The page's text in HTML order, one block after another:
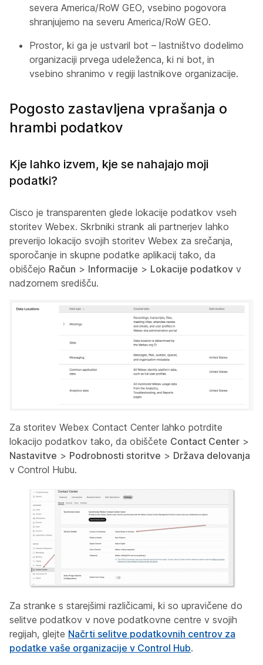
severa America/RoW GEO, vsebino pogovora
shranjujemo na severu America/RoW GEO.
Prostor, ki ga je ustvaril bot – lastništvo dodelimo
organizaciji prvega udeleženca, ki ni bot, in
vsebino shranimo v regiji lastnikove organizacije.
Pogosto zastavljena vprašanja o
hrambi podatkov
Kje lahko izvem, kje se nahajajo moji
podatki?
Cisco je transparenten glede lokacije podatkov vseh
storitev Webex. Skrbniki strank ali partnerjev lahko
preverijo lokacijo svojih storitev Webex za srečanja,
sporočanje in skupne podatke aplikacij tako, da
obiščejo Račun > Informacije > Lokacije podatkov v
nadzornem središču.
Za storitev Webex Contact Center lahko potrdite
lokacijo podatkov tako, da obiščete Contact Center >
Nastavitve > Podrobnosti storitve > Država delovanja
v Control Hubu.
Za stranke s starejšimi različicami, ki so upravičene do
selitve podatkov v nove podatkovne centre v svojih
regijah, glejte Načrti selitve podatkovnih centrov za
podatke vaše organizacije v Control Hub.